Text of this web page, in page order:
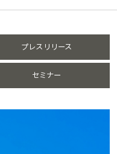
プレスリリース
セミナー